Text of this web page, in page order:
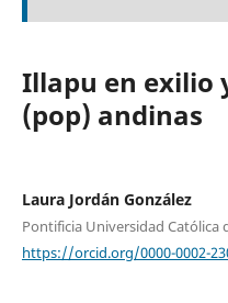
Illapu en exilio
(pop) andinas
Laura Jordán González
Pontificia Universidad Católica
https://orcid.org/0000-0002-